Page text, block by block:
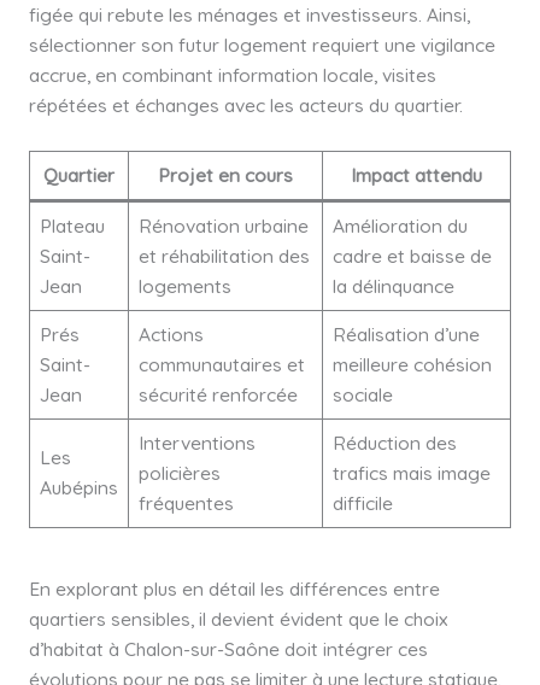
figée qui rebute les ménages et investisseurs. Ainsi,
sélectionner son futur logement requiert une vigilance
accrue, en combinant information locale, visites
répétées et échanges avec les acteurs du quartier.
Quartier Projet en cours Impact attendu
Plateau
Saint-
Jean
Rénovation urbaine
et réhabilitation des
logements
Amélioration du
cadre et baisse de
la délinquance
Prés
Saint-
Jean
Actions
communautaires et
sécurité renforcée
Réalisation d’une
meilleure cohésion
sociale
Les
Aubépins
Interventions
policières
fréquentes
Réduction des
trafics mais image
difficile
En explorant plus en détail les différences entre
quartiers sensibles, il devient évident que le choix
d’habitat à Chalon-sur-Saône doit intégrer ces
évolutions pour ne pas se limiter à une lecture statique.